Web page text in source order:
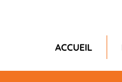
ACCUEIL